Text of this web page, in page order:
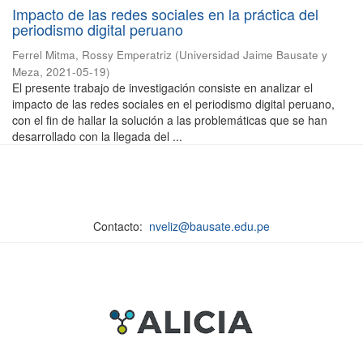
Impacto de las redes sociales en la práctica del
periodismo digital peruano
Ferrel Mitma, Rossy Emperatriz (Universidad Jaime Bausate y
Meza, 2021-05-19)
El presente trabajo de investigación consiste en analizar el
impacto de las redes sociales en el periodismo digital peruano,
con el fin de hallar la solución a las problemáticas que se han
desarrollado con la llegada del ...
Contacto: nveliz@bausate.edu.pe